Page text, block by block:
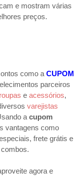
e mostram várias
preços.
como a CUPOM
parceiros
roupas e acessórios,
varejistas
a cupom
vantagens como
frete grátis e
agora e